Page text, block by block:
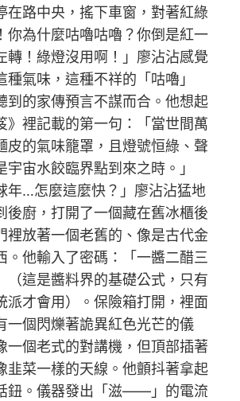
在路中央，搖下車窗，對著紅綠
你為什麼咕嚕咕嚕？你倒是紅一
轉！綠燈沒用啊！」廖沾沾感覺
種氣味，這種不祥的「咕嚕」
到的家傳預言不謀而合。他想起
》裡記載的第一句：「當世間萬
皮的氣味籠罩，且燈號恒綠、聲
宇宙水餃臨界點到來之時。」
年…怎麼這麼快？」廖沾沾猛地
後廚，打開了一個藏在舊冰櫃後
裡放著一個老舊的、像是古代金
。他輸入了密碼：「一醬二醋三
（這是醬料界的基礎公式，只有
派才會用）。保險箱打開，裡面
一個閃爍著詭異紅色光芒的儀
一個老式的對講機，但頂部插著
韭菜一樣的天線。他顫抖著拿起
鈕。儀器發出「滋——」的電流